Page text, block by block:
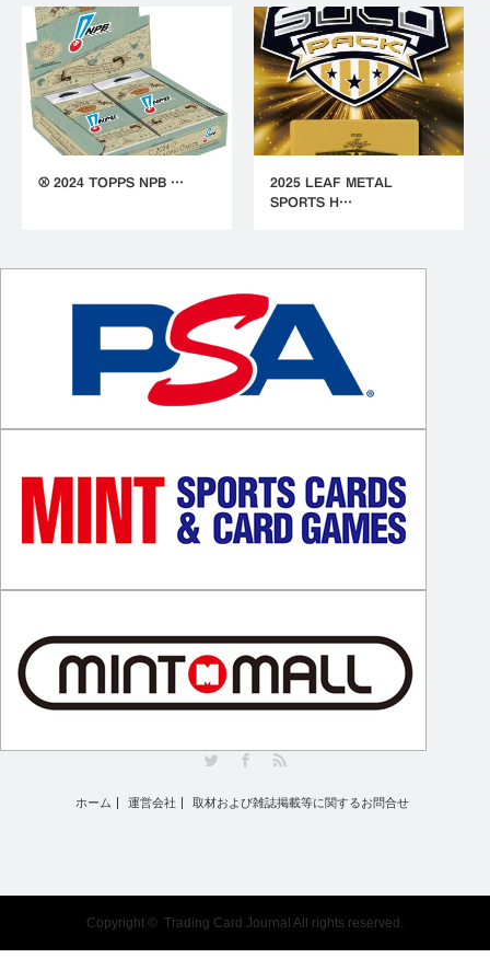
⚾ 2024 TOPPS NPB …
2025 LEAF METAL
SPORTS H…
ホーム 運営会社 取材および雑誌掲載等に関するお問合せ
Copyright © Trading Card Journal All rights reserved.